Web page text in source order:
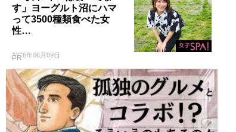
す」ヨーグルト沼にハマ
って3500種類食べた女
性…
2026年06月09日
PR